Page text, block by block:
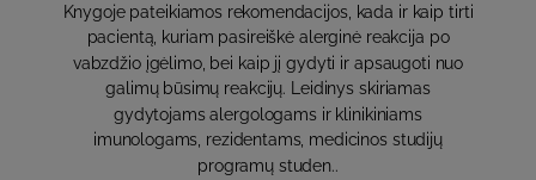
Knygoje pateikiamos rekomendacijos, kada ir kaip tirti
pacientą, kuriam pasireiškė alerginė reakcija po
vabzdžio įgėlimo, bei kaip jį gydyti ir apsaugoti nuo
galimų būsimų reakcijų. Leidinys skiriamas
gydytojams alergologams ir klinikiniams
imunologams, rezidentams, medicinos studijų
programų studen..